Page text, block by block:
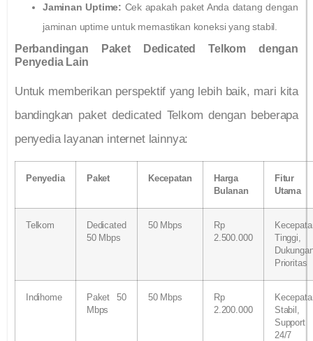
Jaminan Uptime: Cek apakah paket Anda datang dengan
jaminan uptime untuk memastikan koneksi yang stabil.
Perbandingan Paket Dedicated Telkom dengan
Penyedia Lain
Untuk memberikan perspektif yang lebih baik, mari kita
bandingkan paket dedicated Telkom dengan beberapa
penyedia layanan internet lainnya:
Penyedia Paket Kecepatan
Harga
Bulanan
Fitur
Utama
Telkom
Dedicated
50 Mbps
50 Mbps
Rp
2.500.000
Tinggi,
Prioritas
Indihome
Paket 50
Mbps
50 Mbps
Rp
2.200.000
Stabil,
Support
24/7